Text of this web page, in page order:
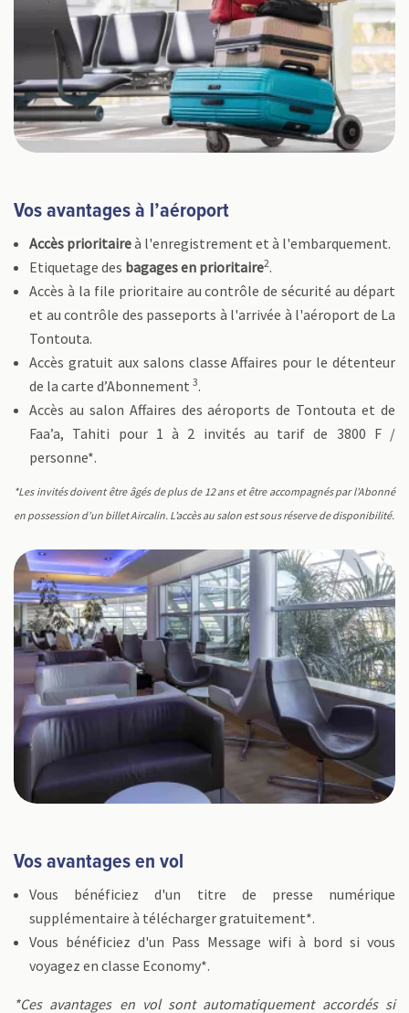
Vos avantages à l’aéroport
Accès prioritaireà l'enregistrement et à l'embarquement.
Etiquetage des bagages en prioritaire2.
Accès à la file prioritaire au contrôle de sécurité au départ
et au contrôle des passeports à l'arrivée à l'aéroport de La
Tontouta.
Accès gratuit aux salons classe Affaires pour le détenteur
de la carte d’Abonnement 3.
Accès au salon Affaires des aéroports de Tontouta et de
Faa’a, Tahiti pour 1 à 2 invités au tarif de 3800 F /
personne*.
*Les invités doivent être âgés de plus de 12 ans et être accompagnés par l’Abonné
en possession d’un billet Aircalin. L’accès au salon est sous réserve de disponibilité.
Vos avantages en vol
Vous bénéficiez d'un titre de presse numérique
supplémentaire à télécharger gratuitement*.
Vous bénéficiez d'un Pass Message wifi à bord si vous
voyagez en classe Economy*.
*Ces avantages en vol sont automatiquement accordés si